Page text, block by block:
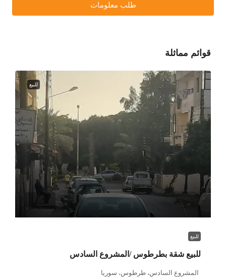
طلب معلومات
قوائم مماثلة
للبيع
للبيع
للبيع شقة بطرطوس /المشروع السادس
المشروع السادس، طرطوس، سوريا